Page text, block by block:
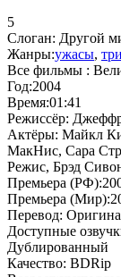
5
Слоган: Другой
Жанры:ужасы,
Все фильмы :
Год:2004
Время:01:41
Режиссёр:
Актёры: Майкл
МакНис, Сара
Режис, Брэд
Премьера (РФ):
Премьера (Мир):
Перевод:
Доступные
Дублированный
Качество: BDRip